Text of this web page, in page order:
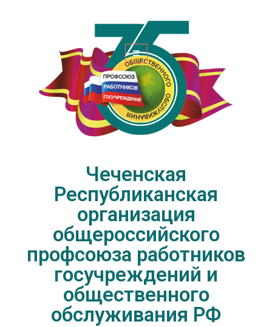
Чеченская Республиканская
организация общероссийского
профсоюза работников
госучреждений и общественного
обслуживания РФ
Чеченская
Республиканская
организация
общероссийского
профсоюза работников
госучреждений и
общественного
обслуживания РФ